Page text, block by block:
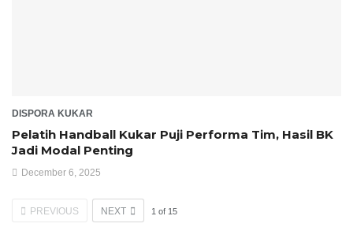
DISPORA KUKAR
Pelatih Handball Kukar Puji Performa Tim, Hasil BK
Jadi Modal Penting
December 6, 2025
PREVIOUS NEXT 1 of 15